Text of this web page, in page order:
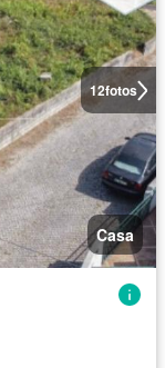
12fotos
Casa